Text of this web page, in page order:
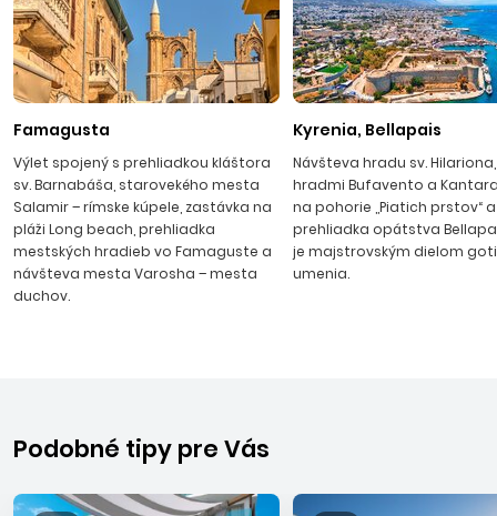
vyhľadávaným národným parkom, pláže ako Golden Beach,
Alagadi, Acapulco patria k tým najkrajším. Z miest
odporúčame navštíviť starobylú Famagustu, hlavné mesto
Nikóziu, či prímorské mestečko Kyrenia so starobylou
pevnosťou. Jedinečná príroda, bohatá história ostrova,
vysoká úroveň poskytovaných služieb každoročne na
Cyprus priťahujú množstvo návštevníkov z celého sveta.
PROTARAS
Protaras nazýva aj "krajina veterných mlynov"
zachovávajúc nostalgiu minulosti.
stredisko Protaras je známe aj dvoma plážami a to Fig Tree
Famagusta
Výlet spojený s prehliadkou kláštora
sv. Barnabáša, starovekého mesta
Salamir – rímske kúpele, zastávka na
pláži Long beach, prehliadka
mestských hradieb vo Famaguste a
návšteva mesta Varosha – mesta
duchov.
Kyrenia, Bellapais
Návšteva hradu sv.
hradmi Bufavento a
na pohorie ,,Piatich prstov“ a
prehliadka opátstva
je majstrovským dielom
umenia.
Podobné tipy pre Vás